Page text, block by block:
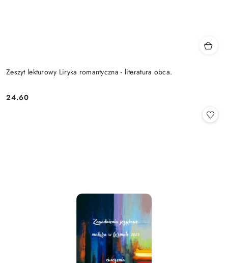
Zeszyt lekturowy Liryka romantyczna - literatura obca.
Cena:
24.60